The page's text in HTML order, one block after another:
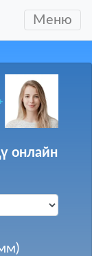
Меню
онлайн